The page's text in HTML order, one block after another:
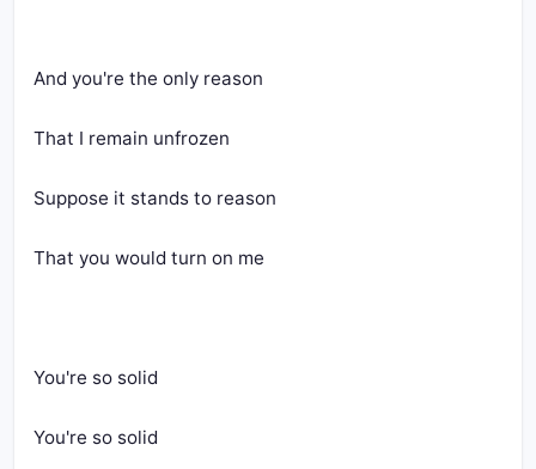
And you're the only reason
That I remain unfrozen
Suppose it stands to reason
That you would turn on me
You're so solid
You're so solid